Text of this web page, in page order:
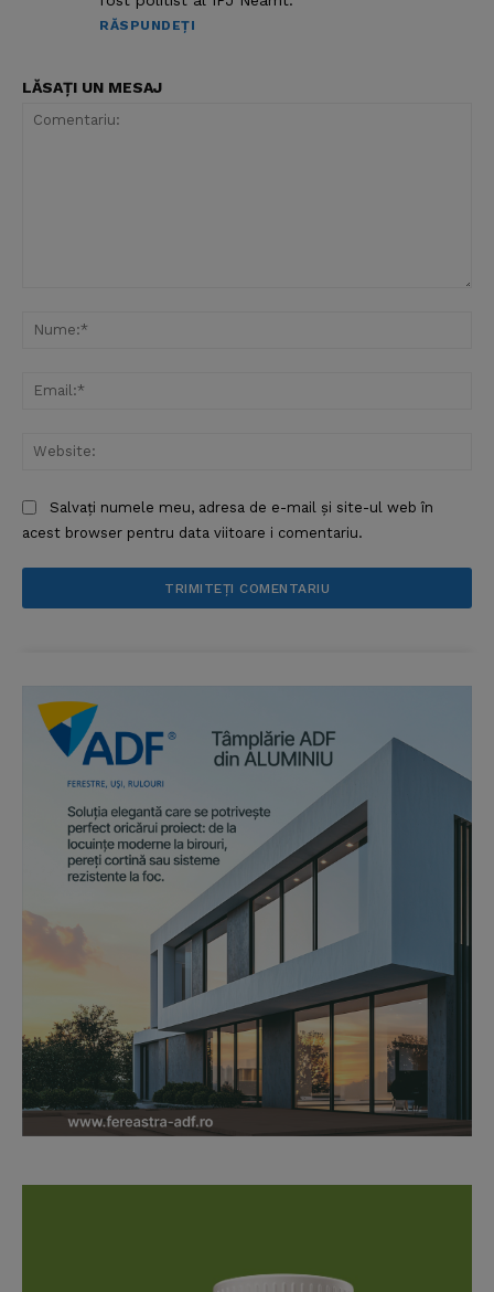
RĂSPUNDEȚI
LĂSAȚI UN MESAJ
Salvați numele meu, adresa de e-mail și site-ul web în
acest browser pentru data viitoare i comentariu.